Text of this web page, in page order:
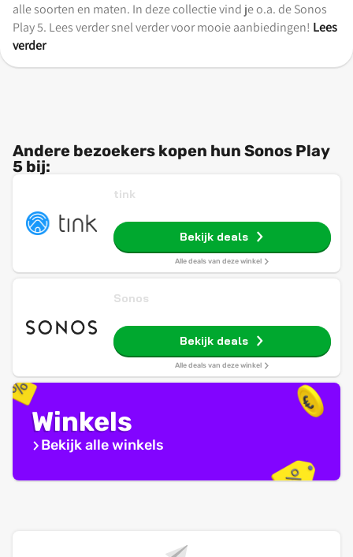
alle soorten en maten. In deze collectie vind je o.a. de Sonos
Play 5. Lees verder snel verder voor mooie aanbiedingen! Lees
verder
Andere bezoekers kopen hun Sonos Play
5 bij:
tink
Bekijk deals
Alle deals van deze winkel
Sonos
Bekijk deals
Alle deals van deze winkel
Winkels
Bekijk alle winkels